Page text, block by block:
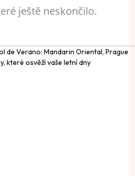
ještě neskončilo.